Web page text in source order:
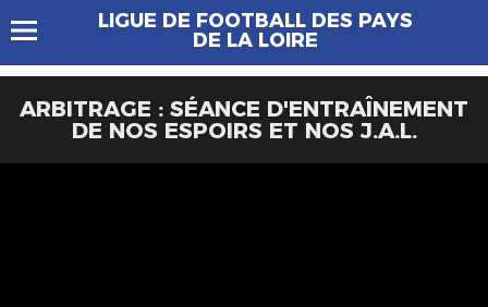
LIGUE DE FOOTBALL DES PAYS
DE LA LOIRE
ARBITRAGE : SÉANCE D'ENTRAÎNEMENT
DE NOS ESPOIRS ET NOS J.A.L.